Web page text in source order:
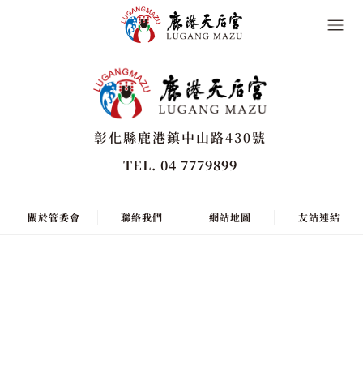
彰化縣鹿港鎮中山路430號
TEL. 04 7779899
關於管委會 聯絡我們 網站地圖 友站連結